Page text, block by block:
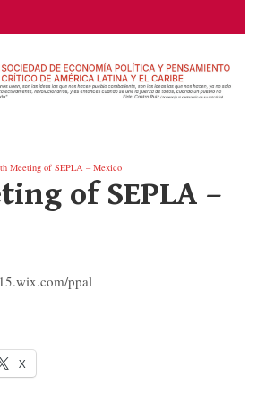
Meeting of SEPLA – Mexico
of SEPLA –
ppal
X